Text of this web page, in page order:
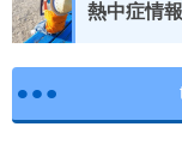
熱中症情報